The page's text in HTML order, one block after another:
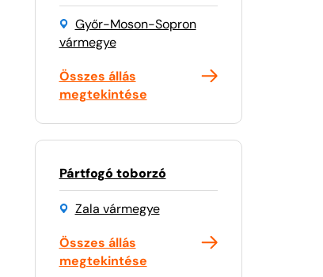
Győr-Moson-Sopron
vármegye
Összes állás
megtekintése
Pártfogó toborzó
Zala vármegye
Összes állás
megtekintése